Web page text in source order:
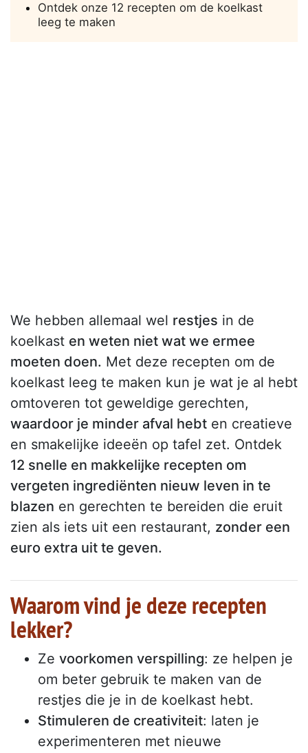
Ontdek onze 12 recepten om de koelkast
leeg te maken
We hebben allemaal wel restjes in de
koelkast en weten niet wat we ermee
moeten doen. Met deze recepten om de
koelkast leeg te maken kun je wat je al hebt
omtoveren tot geweldige gerechten,
waardoor je minder afval hebt en creatieve
en smakelijke ideeën op tafel zet. Ontdek
12 snelle en makkelijke recepten om
vergeten ingrediënten nieuw leven in te
blazen en gerechten te bereiden die eruit
zien als iets uit een restaurant, zonder een
euro extra uit te geven.
Waarom vind je deze recepten
lekker?
Ze voorkomen verspilling: ze helpen je
om beter gebruik te maken van de
restjes die je in de koelkast hebt.
Stimuleren de creativiteit: laten je
experimenteren met nieuwe